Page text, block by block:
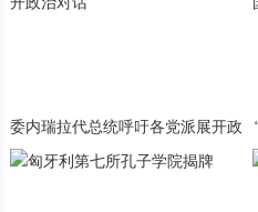
委内瑞拉代总统呼吁各党派展开政